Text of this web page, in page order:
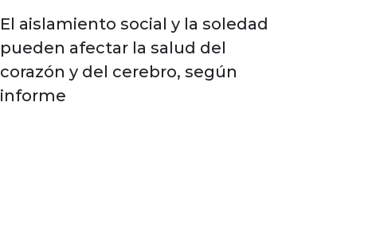
El aislamiento social y la soledad
pueden afectar la salud del
corazón y del cerebro, según
informe